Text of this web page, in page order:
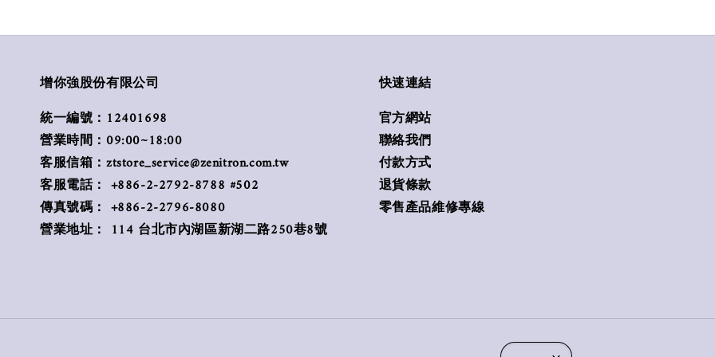
增你強股份有限公司
統一編號：12401698
營業時間：09:00~18:00
客服信箱：ztstore_service@zenitron.com.tw
客服電話： +886-2-2792-8788 #502
傳真號碼： +886-2-2796-8080
營業地址： 114 台北市內湖區新湖二路250巷8號
快速連結
官方網站
聯絡我們
付款方式
退貨條款
零售產品維修專線